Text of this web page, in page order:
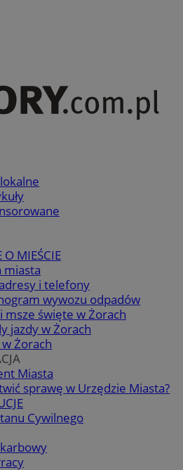
O MIEŚCIE
miasta
i telefony
wywozu odpadów
msze święte w Żorach
jazdy w Żorach
Żorach
Miasta
sprawę w Urzędzie Miasta?
Cywilnego